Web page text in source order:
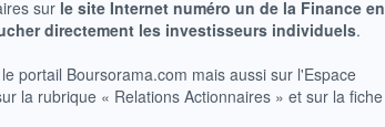
sur le site Internet numéro un de la Finance en
directement les investisseurs individuels.
portail Boursorama.com mais aussi sur l'Espace
la rubrique « Relations Actionnaires » et sur la fiche